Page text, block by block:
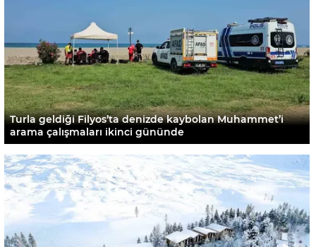
Turla geldiği Filyos’ta denizde kaybolan Muhammet’i
arama çalışmaları ikinci gününde